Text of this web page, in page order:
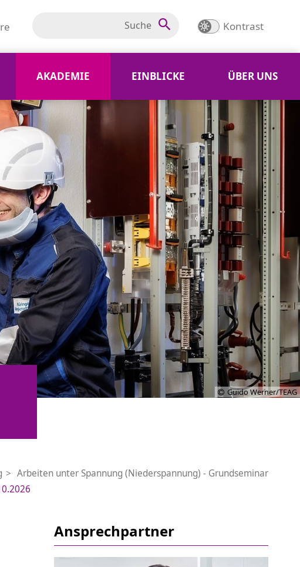
Kontrast
AKADEMIE EINBLICKE ÜBER UNS
Guido Werner/TEAG
Arbeiten unter Spannung (Niederspannung) - Grundseminar
Ansprechpartner